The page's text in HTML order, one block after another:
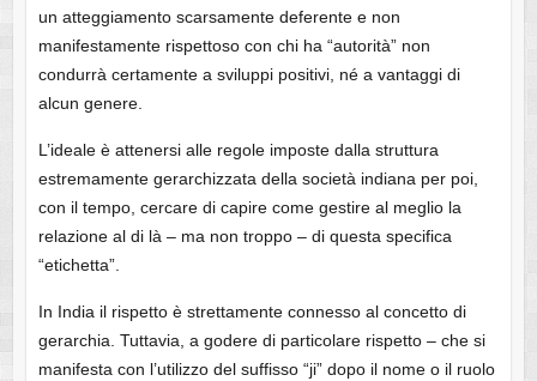
un atteggiamento scarsamente deferente e non
manifestamente rispettoso con chi ha “autorità” non
condurrà certamente a sviluppi positivi, né a vantaggi di
alcun genere.
L’ideale è attenersi alle regole imposte dalla struttura
estremamente gerarchizzata della società indiana per poi,
con il tempo, cercare di capire come gestire al meglio la
relazione al di là – ma non troppo – di questa specifica
“etichetta”.
In India il rispetto è strettamente connesso al concetto di
gerarchia. Tuttavia, a godere di particolare rispetto – che si
manifesta con l’utilizzo del suffisso “ji” dopo il nome o il ruolo